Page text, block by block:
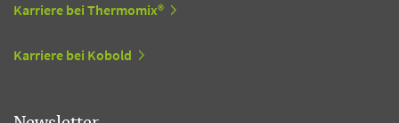
Karriere bei Thermomix®
Karriere bei Kobold